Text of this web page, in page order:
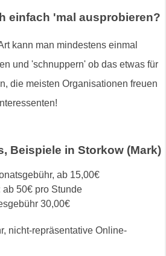
einfach 'mal ausprobieren?
kann man mindestens einmal
und 'schnuppern' ob das etwas für
die meisten Organisationen freuen
Beispiele in Storkow (Mark)
ab 15,00€
ab 50€ pro Stunde
30,00€
nicht-repräsentative Online-